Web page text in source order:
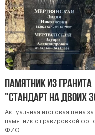
Памятники
Памятники
Памятник из гранита
"Стандарт на двоих
Актуальная итоговая цена за
памятник с гравировкой
ФИО.